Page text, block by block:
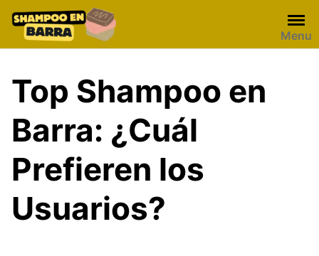
content
Menu
Top Shampoo en
Barra: ¿Cuál
Prefieren los
Usuarios?